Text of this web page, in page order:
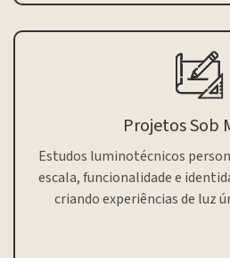
Projetos Sob
Estudos luminotécnicos
escala, funcionalidade e
criando experiências de luz